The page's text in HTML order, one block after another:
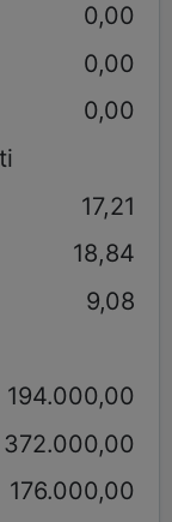
0,00
0,00
0,00
17,21
18,84
9,08
194.000,00
372.000,00
176.000,00